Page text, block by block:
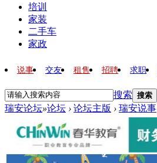
培训
家装
二手车
家政
说事 交友 租售 招聘 求职
搜索 搜索
瑞安论坛»论坛 › 论坛主版 › 瑞安说事